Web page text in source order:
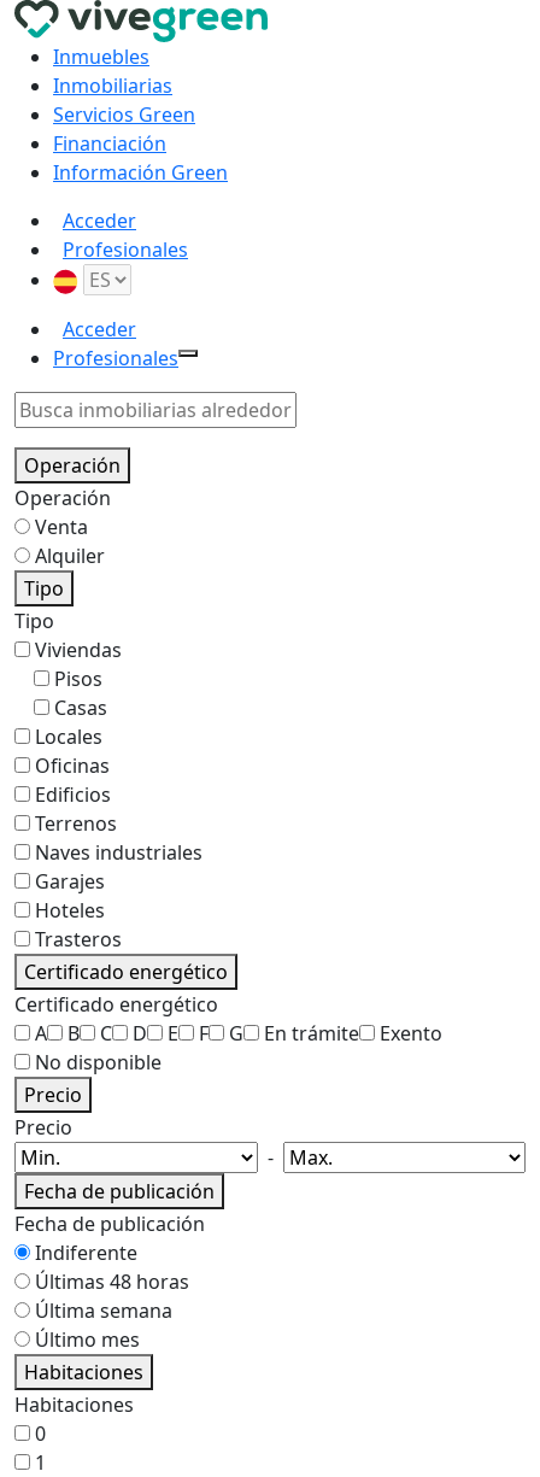
Inmuebles
Inmobiliarias
Servicios Green
Financiación
Información Green
Acceder
Profesionales
Acceder
Profesionales
Operación
Operación
Venta
Alquiler
Tipo
Tipo
Viviendas
Pisos
Casas
Locales
Oficinas
Edificios
Terrenos
Naves industriales
Garajes
Hoteles
Trasteros
Certificado energético
Certificado energético
A
B C D E F G En trámite
Exento
No disponible
Precio
Precio
-
Fecha de publicación
Fecha de publicación
Indiferente
Últimas 48 horas
Última semana
Último mes
Habitaciones
Habitaciones
0
1